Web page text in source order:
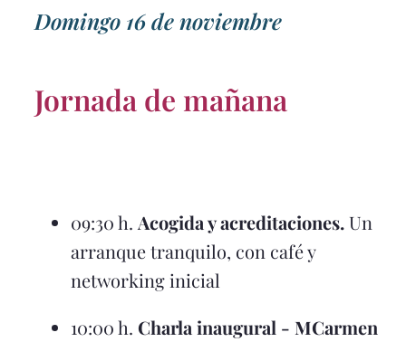
Domingo 16 de noviembre
Jornada de mañana
09:30 h. Acogida y acreditaciones.Un
arranque tranquilo, con café y
networking inicial
10:00 h. Charla inaugural - MCarmen